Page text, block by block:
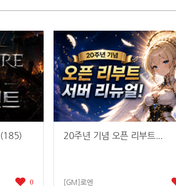
(185)
0
20주년 기념 오픈 리부트...
[GM]로엔